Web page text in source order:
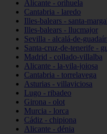
Alicante - orihuela
Cantabria - laredo
Illes-balears - santa-
Illes-balears - llucmajor
Sevilla - alcalá-de-
Santa-cruz-de-tenerife -
Madrid - collado-villalba
Alicante - la-vila-joiosa
Cantabria - torrelavega
Asturias - villaviciosa
Lugo - ribadeo
Girona - olot
Murcia - lorca
Cádiz - chipiona
Alicante - dénia